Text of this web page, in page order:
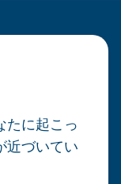
たに起こっ
近づいてい
ください。
します。鼻
ら息を吐
開けて周
ことを声に